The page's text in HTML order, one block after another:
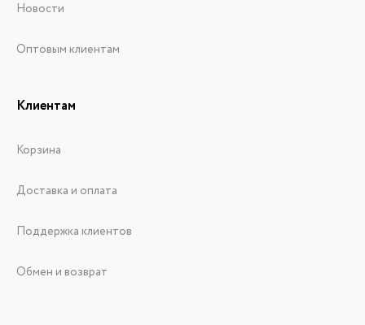
Новости
Оптовым клиентам
Клиентам
Корзина
Доставка и оплата
Поддержка клиентов
Обмен и возврат